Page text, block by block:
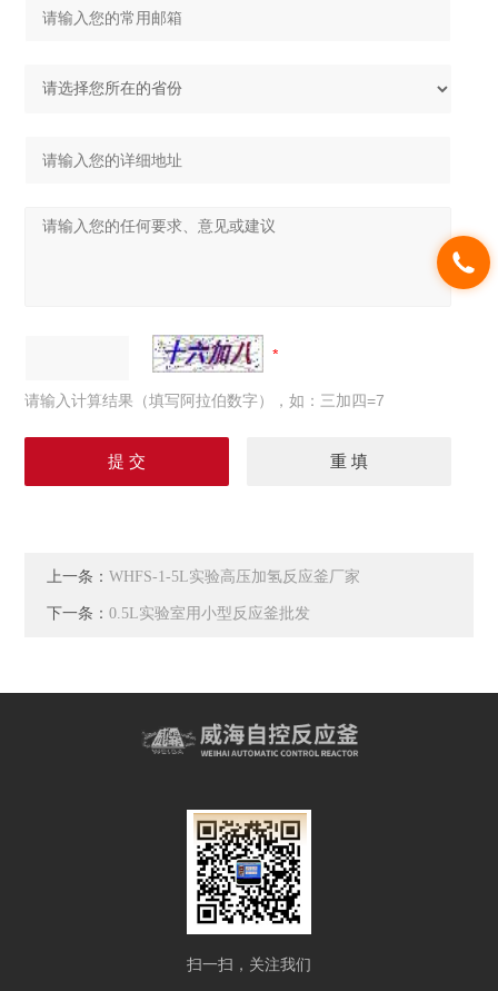
请输入计算结果（填写阿拉伯数字），如：三加四=7
上一条：WHFS-1-5L实验高压加氢反应釜厂家
下一条：0.5L实验室用小型反应釜批发
扫一扫，关注我们